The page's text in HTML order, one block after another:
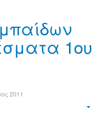
1ου
2011